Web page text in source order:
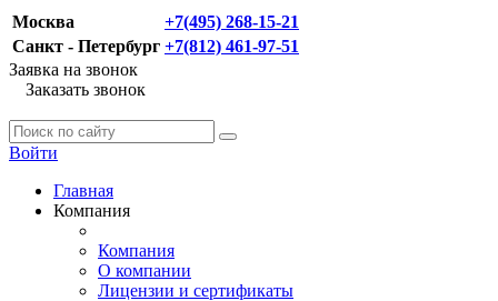
Москва
+7(495) 268-15-21
Санкт - Петербург +7(812) 461-97-51
Заявка на звонок
Заказать звонок
Войти
Главная
Компания
Компания
О компании
Лицензии и сертификаты